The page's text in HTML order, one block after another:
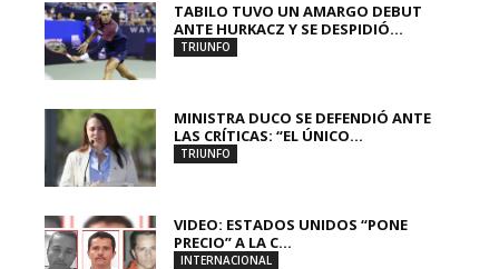
TABILO TUVO UN AMARGO DEBUT
ANTE HURKACZ Y SE DESPIDIÓ...
TRIUNFO
MINISTRA DUCO SE DEFENDIÓ ANTE
LAS CRÍTICAS: “EL ÚNICO...
TRIUNFO
VIDEO: ESTADOS UNIDOS “PONE
PRECIO” A LA C...
INTERNACIONAL